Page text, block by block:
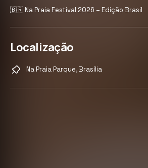
🇧🇷 Na Praia Festival 2026 – Edição Brasil
Localização
Na Praia Parque, Brasília